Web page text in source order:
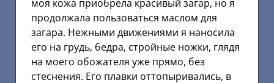
моя кожа приобрела красивый загар, но я
продолжала пользоваться маслом для
загара. Нежными движениями я наносила
его на грудь, бедра, стройные ножки, глядя
на моего обожателя уже прямо, без
стеснения. Его плавки оттопыривались, в